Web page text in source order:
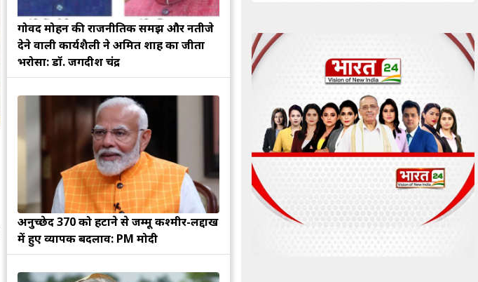
गोविंद मोहन की राजनीतिक समझ और नतीजे
देने वाली कार्यशैली ने अमित शाह का जीता
भरोसा: डॉ. जगदीश चंद्र
अनुच्छेद 370 को हटाने से जम्मू कश्मीर-लद्दाख
में हुए व्यापक बदलाव: PM मोदी